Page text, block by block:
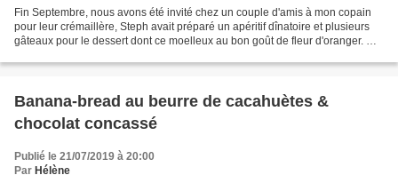
Fin Septembre, nous avons été invité chez un couple d'amis à mon copain
pour leur crémaillère, Steph avait préparé un apéritif dînatoire et plusieurs
gâteaux pour le dessert dont ce moelleux au bon goût de fleur d'oranger. Ce
Banana-bread au beurre de cacahuètes &
chocolat concassé
Publié le 21/07/2019 à 20:00
Par Hélène